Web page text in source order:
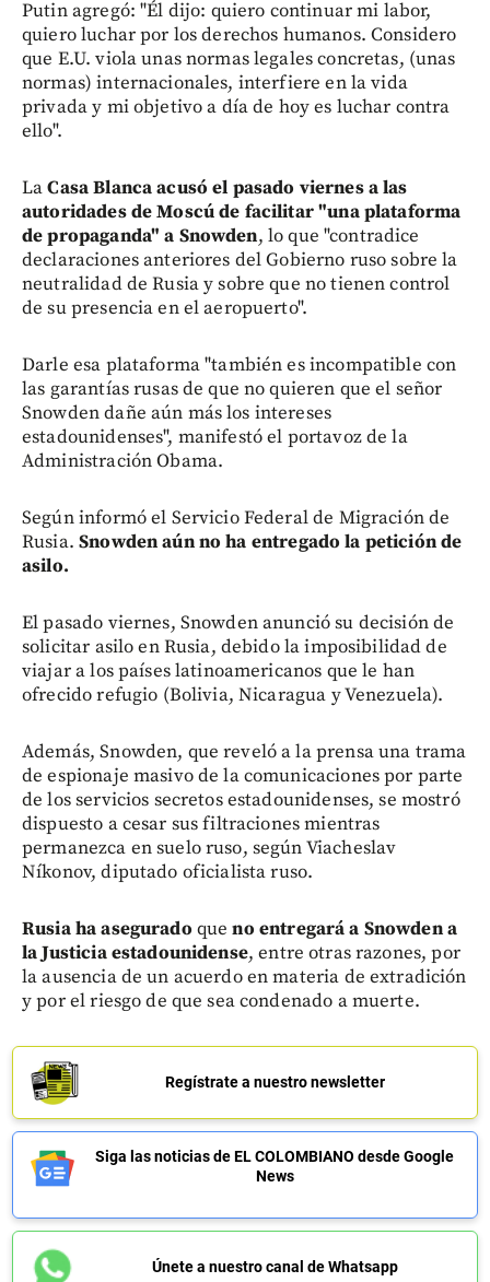
Putin agregó: "Él dijo: quiero continuar mi labor,
quiero luchar por los derechos humanos. Considero
que E.U. viola unas normas legales concretas, (unas
normas) internacionales, interfiere en la vida
privada y mi objetivo a día de hoy es luchar contra
ello".
LaCasa Blanca acusó el pasado viernes a las
autoridades de Moscú de facilitar "una plataforma
de propaganda" a Snowden, lo que "contradice
declaraciones anteriores del Gobierno ruso sobre la
neutralidad de Rusia y sobre que no tienen control
de su presencia en el aeropuerto".
Darle esa plataforma "también es incompatible con
las garantías rusas de que no quieren que el señor
Snowden dañe aún más los intereses
estadounidenses", manifestó el portavoz de la
Administración Obama.
Según informó el Servicio Federal de Migración de
Rusia.Snowden aún no ha entregado la petición de
asilo.
El pasado viernes, Snowden anunció su decisión de
solicitar asilo en Rusia, debido la imposibilidad de
viajar a los países latinoamericanos que le han
ofrecido refugio (Bolivia, Nicaragua y Venezuela).
Además, Snowden, que reveló a la prensa una trama
de espionaje masivo de la comunicaciones por parte
de los servicios secretos estadounidenses, se mostró
dispuesto a cesar sus filtraciones mientras
permanezca en suelo ruso, según Viacheslav
Níkonov, diputado oficialista ruso.
Rusia ha asegurado queno entregará a Snowden a
la Justicia estadounidense, entre otras razones, por
la ausencia de un acuerdo en materia de extradición
y por el riesgo de que sea condenado a muerte.
Regístrate a nuestro newsletter
Siga las noticias de EL COLOMBIANO desde Google
News
Únete a nuestro canal de Whatsapp